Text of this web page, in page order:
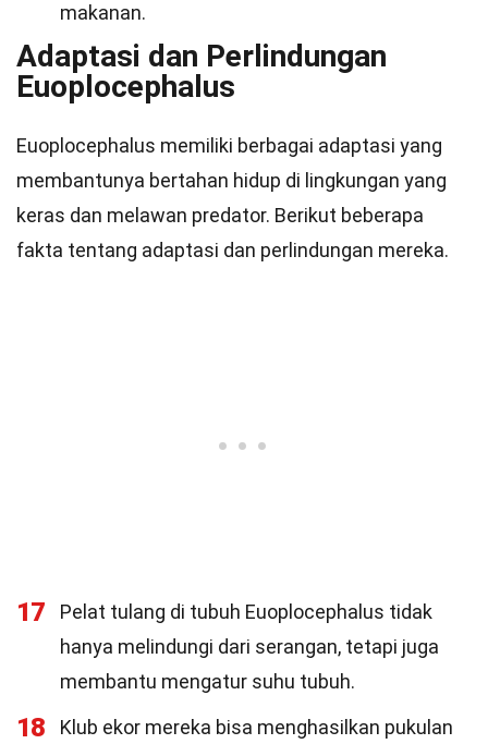
makanan.
Adaptasi dan Perlindungan
Euoplocephalus
Euoplocephalus memiliki berbagai adaptasi yang
membantunya bertahan hidup di lingkungan yang
keras dan melawan predator. Berikut beberapa
fakta tentang adaptasi dan perlindungan mereka.
17
Pelat tulang di tubuh Euoplocephalus tidak
hanya melindungi dari serangan, tetapi juga
membantu mengatur suhu tubuh.
18
Klub ekor mereka bisa menghasilkan pukulan